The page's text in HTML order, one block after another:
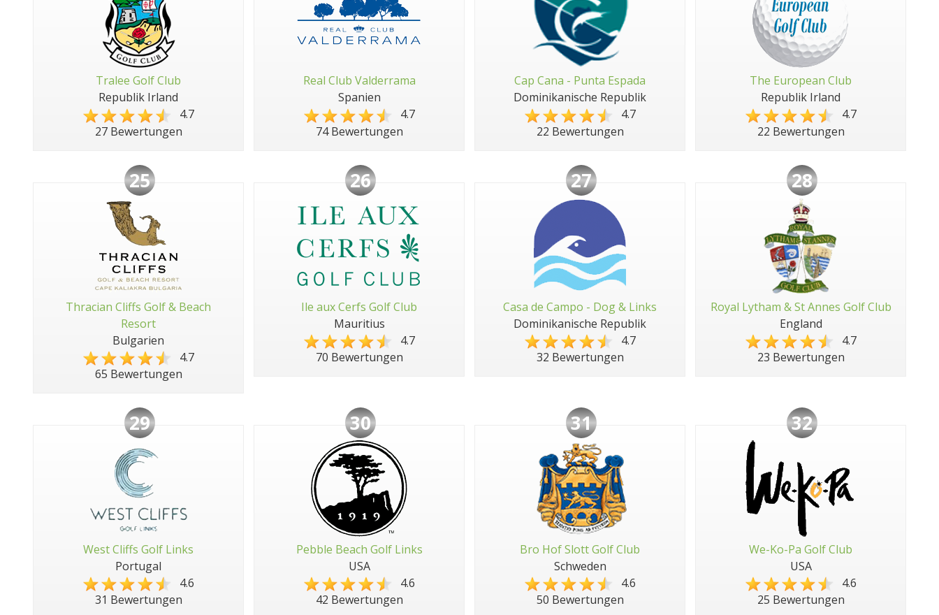
Tralee Golf Club
Republik Irland
4.7
27 Bewertungen
Real Club Valderrama
Spanien
4.7
74 Bewertungen
Cap Cana - Punta Espada
Dominikanische Republik
4.7
22 Bewertungen
The European Club
Republik Irland
4.7
22 Bewertungen
25
Thracian Cliffs Golf & Beach
Resort
Bulgarien
4.7
65 Bewertungen
26
Ile aux Cerfs Golf Club
Mauritius
4.7
70 Bewertungen
27
Casa de Campo - Dog & Links
Dominikanische Republik
4.7
32 Bewertungen
28
Royal Lytham & St Annes Golf Club
England
4.7
23 Bewertungen
29
West Cliffs Golf Links
Portugal
4.6
31 Bewertungen
30
Pebble Beach Golf Links
USA
4.6
42 Bewertungen
31
Bro Hof Slott Golf Club
Schweden
4.6
50 Bewertungen
32
We-Ko-Pa Golf Club
USA
4.6
25 Bewertungen